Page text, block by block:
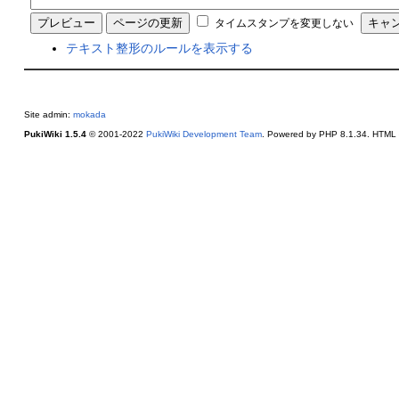
タイムスタンプを変更しない
テキスト整形のルールを表示する
Site admin: mokada
PukiWiki 1.5.4© 2001-2022 PukiWiki Development Team. Powered by PHP 8.1.34. HTML